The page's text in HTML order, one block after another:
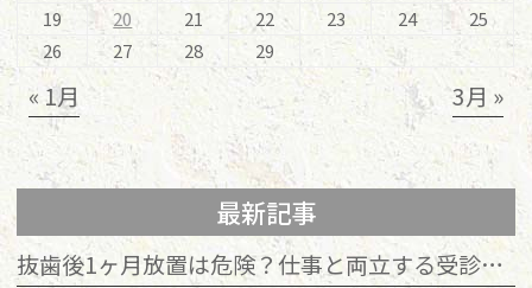
19
20 21 22 23 24
25
26
27 28 29
« 1月 3月 »
最新記事
抜歯後1ヶ月放置は危険？仕事と両立する受診目安とリスク解説